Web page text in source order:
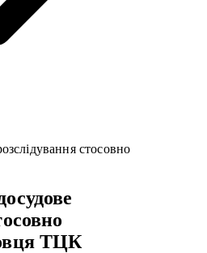
стосовно
ТЦК